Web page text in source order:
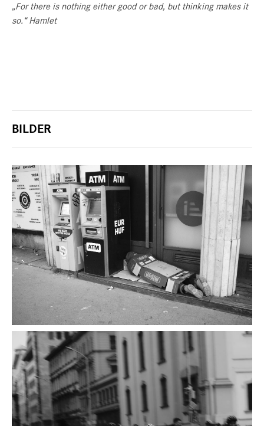
„For there is nothing either good or bad, but thinking makes it
so.“ Hamlet
BILDER